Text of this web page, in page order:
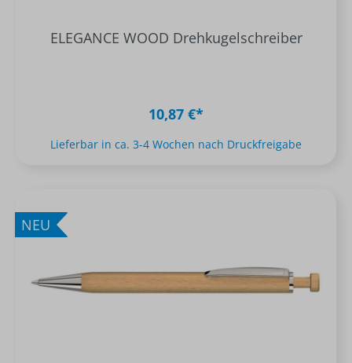
ELEGANCE WOOD Drehkugelschreiber
10,87 €*
Lieferbar in ca. 3-4 Wochen nach Druckfreigabe
NEU